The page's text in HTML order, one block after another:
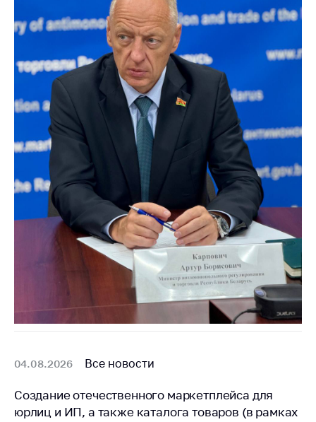
Горячая линия
Пресс-служба
Вышестоящий
государственный
орган
Важное на сайте
Сообщить о росте
цен
Ценообразование
на лекарственные
средства, изделия
медицинского
назначения и
медицинскую
технику
Решение Комиссии
по установлению
факта нарушения
антимонопольного
Предостережения и
04.08.2026 Все новости
Создание отечественного маркетплейса для
юрлиц и ИП, а также каталога товаров (в рамках